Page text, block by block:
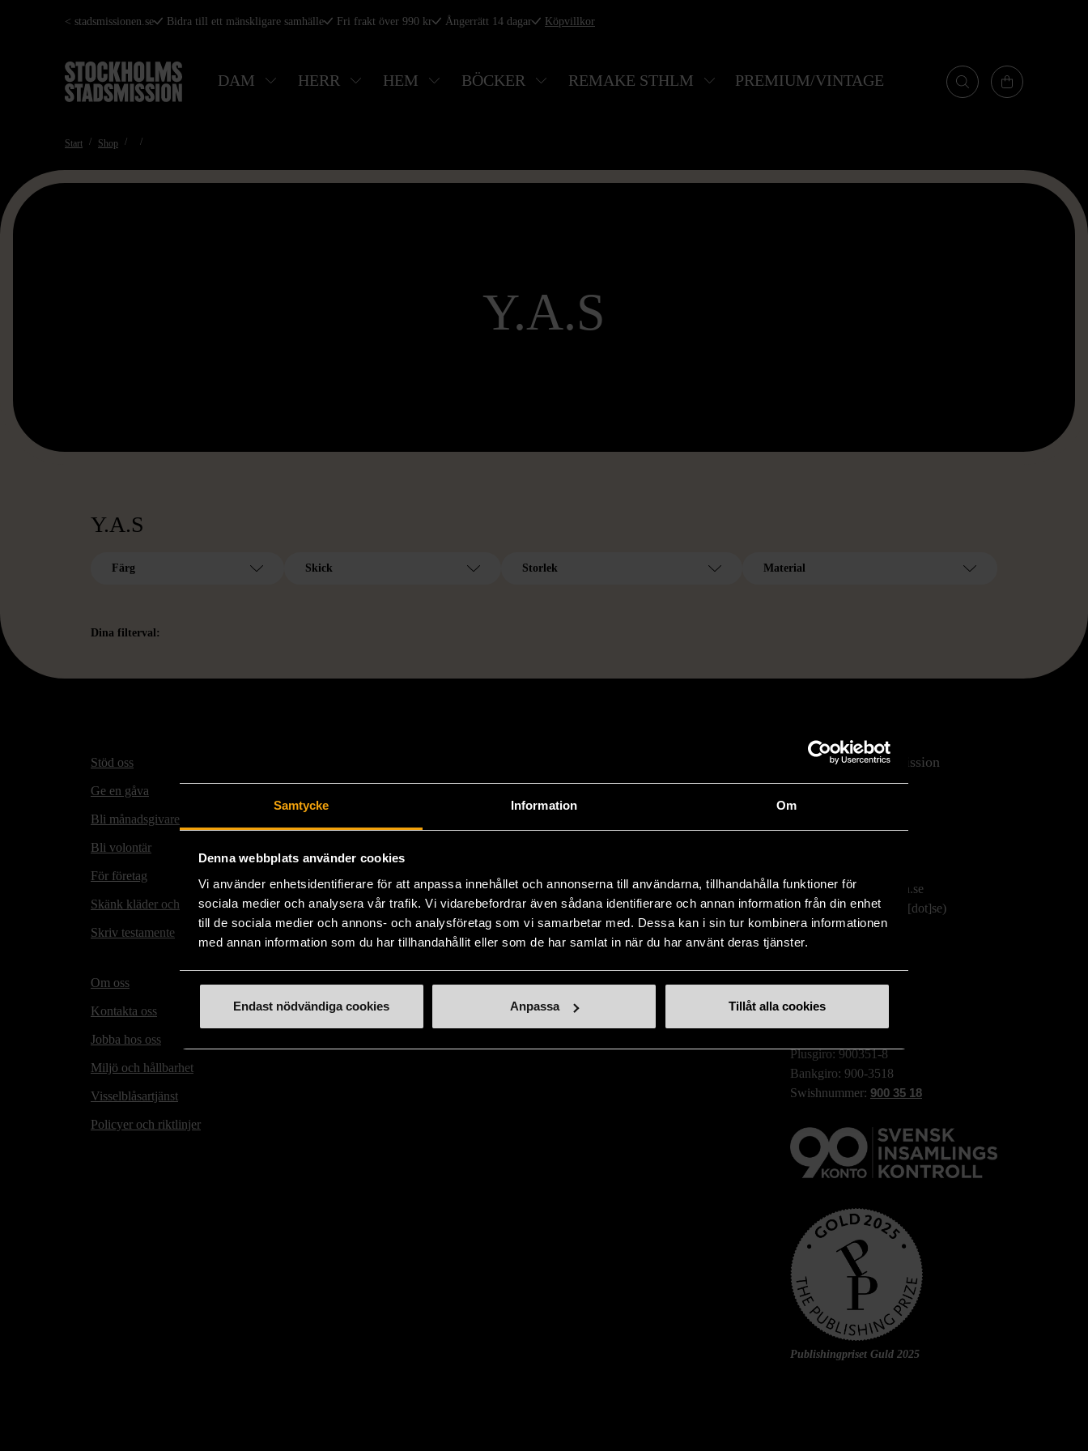
Samtycke Information Om
Denna webbplats använder cookies
Vi använder enhetsidentifierare för att anpassa innehållet och annonserna till användarna, tillhandahålla funktioner för
sociala medier och analysera vår trafik. Vi vidarebefordrar även sådana identifierare och annan information från din enhet
till de sociala medier och annons- och analysföretag som vi samarbetar med. Dessa kan i sin tur kombinera informationen
med annan information som du har tillhandahållit eller som de har samlat in när du har använt deras tjänster.
Endast nödvändiga cookies Anpassa Tillåt alla cookies
Hoppa
huvudinnehåll
< stadsmissionen.se Bidra till ett mänskligare samhälle Fri frakt över 990 kr Ångerrätt 14 dagar Köpvillkor
DAM HERR HEM BÖCKER REMAKE STHLM PREMIUM/VINTAGE
Start Shop
Y.A.S
Y.A.S
Färg Skick Storlek Material
Dina filterval:
Stöd oss
Ge en gåva
Bli månadsgivare
Bli volontär
För företag
Skänk kläder och prylar
Skriv testamente
Rusta och matcha
Stockholms Stadsmissions
Remake Sthlm
Om oss
Kontakta oss
Jobba hos oss
Miljö och hållbarhet
Visselblåsartjänst
Policyer och riktlinjer
Aktuellt
Press och opinion
Stockholms Stadsmission
Huvudkontor:
Hesselmans Torg 14
info[at]stadsmissionen.se
(info[at]stadsmissionen[dot]se)
Box 35
Plusgiro: 900351-8
Bankgiro: 900-3518
Swishnummer: 900 35 18
Publishingpriset Guld 2025